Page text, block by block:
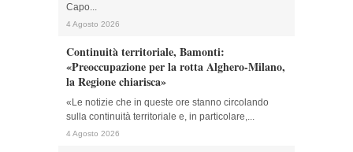
Capo...
4 Agosto 2026
Continuità territoriale, Bamonti:
«Preoccupazione per la rotta Alghero-Milano,
la Regione chiarisca»
«Le notizie che in queste ore stanno circolando
sulla continuità territoriale e, in particolare,...
4 Agosto 2026